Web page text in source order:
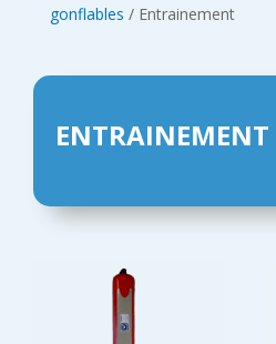
gonflables / Entrainement
ENTRAINEMENT